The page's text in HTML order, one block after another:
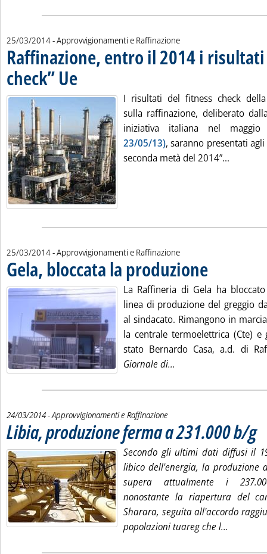
25/03/2014- Approvvigionamenti e Raffinazione
Raffinazione, entro il 2014 i
check” Ue
I risultati del fitness check
sulla raffinazione, deliberato
iniziativa italiana nel
23/05/13), saranno presentati
seconda metà del 2014”...
25/03/2014- Approvvigionamenti e Raffinazione
Gela, bloccata la produzione
La Raffineria di Gela ha
linea di produzione del greggio
al sindacato. Rimangono in
la centrale termoelettrica (Cte)
stato Bernardo Casa, a.d. di
Giornale di...
24/03/2014- Approvvigionamenti e Raffinazione
Libia, produzione ferma a 231.000 b/g.
Secondo gli ultimi dati diffusi il
libico dell'energia, la produzione
supera attualmente i
nonostante la riapertura del
Sharara, seguita all'accordo
popolazioni tuareg che l...